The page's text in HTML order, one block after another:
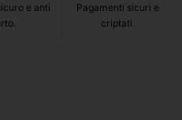
e anti
Pagamenti sicuri e
criptati.